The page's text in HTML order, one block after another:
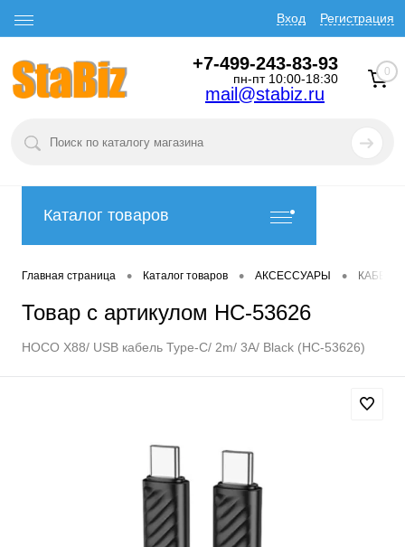
Вход Регистрация
+7-499-243-83-93
пн-пт 10:00-18:30
mail@stabiz.ru
0
Каталог товаров
Главная страница • Каталог товаров • АКСЕССУАРЫ •
Товар с артикулом HC-53626
HOCO X88/ USB кабель Type-C/ 2m/ 3A/ Black (HC-53626)